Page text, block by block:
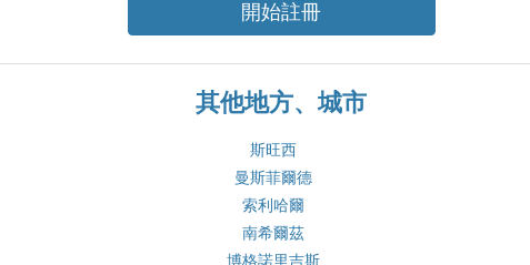
開始註冊
其他地方、城市
斯旺西
曼斯菲爾德
索利哈爾
南希爾茲
博格諾里吉斯